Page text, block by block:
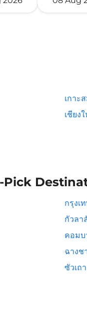
เกาะ
เชียง
Pick
กรุงเ
กัวลา
คอมบ
ฉางช
ซัวเถา